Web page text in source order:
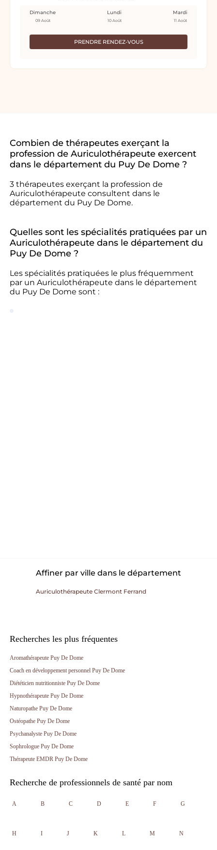
PRENDRE RENDEZ-VOUS
Dimanche
09 Août
Lundi
10 Août
Mardi
11 Août
Combien de thérapeutes exerçant la
profession de Auriculothérapeute exercent
dans le département du Puy De Dome ?
3 thérapeutes exerçant la profession de
Auriculothérapeute consultent dans le
département du Puy De Dome.
Quelles sont les spécialités pratiquées par un
Auriculothérapeute dans le département du
Puy De Dome ?
Les spécialités pratiquées le plus fréquemment
par un Auriculothérapeute dans le département
du Puy De Dome sont :
Affiner par ville dans le département
Auriculothérapeute Clermont Ferrand
Recherches les plus fréquentes
Aromathérapeute Puy De Dome
Coach en développement personnel Puy De Dome
Diététicien nutritionniste Puy De Dome
Hypnothérapeute Puy De Dome
Naturopathe Puy De Dome
Ostéopathe Puy De Dome
Psychanalyste Puy De Dome
Sophrologue Puy De Dome
Thérapeute EMDR Puy De Dome
Recherche de professionnels de santé par nom
A B C D E F G
H I J K L M N